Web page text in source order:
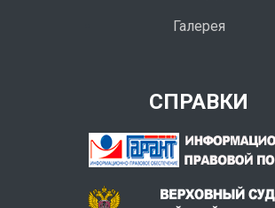
Галерея
СПРАВКИ